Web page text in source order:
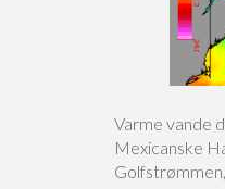
Varme vande
Mexicanske